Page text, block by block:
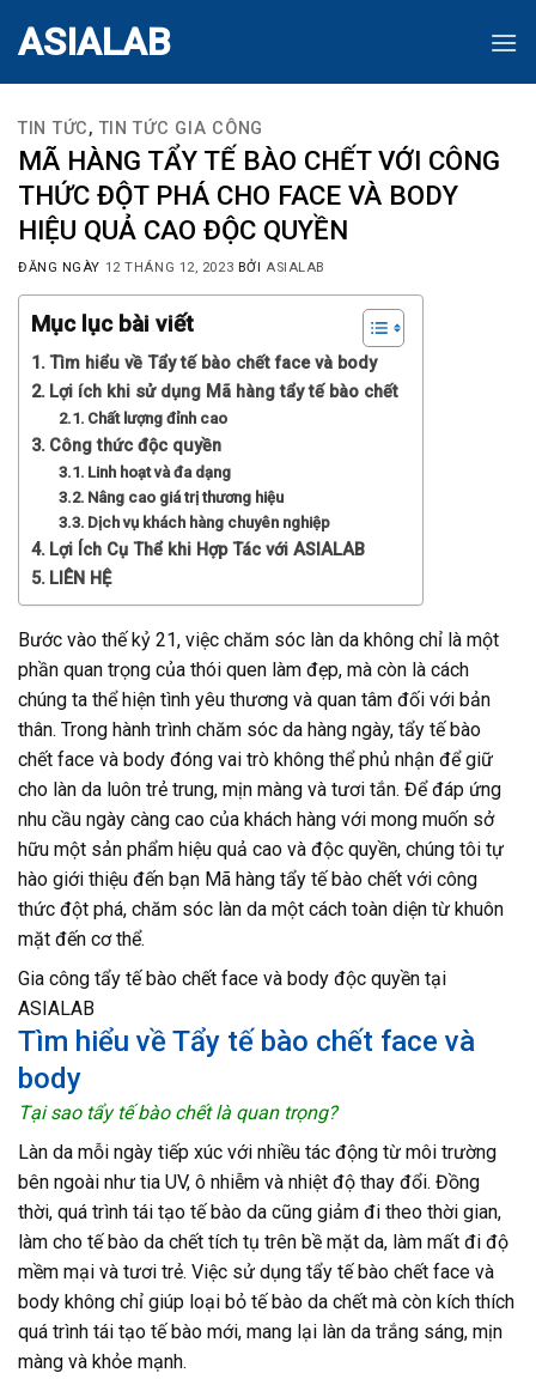
ASIALAB
TIN TỨC,TIN TỨC GIA CÔNG
MÃ HÀNG TẨY TẾ BÀO CHẾT VỚI CÔNG
THỨC ĐỘT PHÁ CHO FACE VÀ BODY
HIỆU QUẢ CAO ĐỘC QUYỀN
ĐĂNG NGÀY 12 THÁNG 12, 2023 BỞI ASIALAB
Mục lục bài viết
Tìm hiểu về Tẩy tế bào chết face và body
Lợi ích khi sử dụng Mã hàng tẩy tế bào chết
Chất lượng đỉnh cao
Công thức độc quyền
Linh hoạt và đa dạng
Nâng cao giá trị thương hiệu
Dịch vụ khách hàng chuyên nghiệp
Lợi Ích Cụ Thể khi Hợp Tác với ASIALAB
LIÊN HỆ
Bước vào thế kỷ 21, việc chăm sóc làn da không chỉ là một
phần quan trọng của thói quen làm đẹp, mà còn là cách
chúng ta thể hiện tình yêu thương và quan tâm đối với bản
thân. Trong hành trình chăm sóc da hàng ngày, tẩy tế bào
chết face và body đóng vai trò không thể phủ nhận để giữ
cho làn da luôn trẻ trung, mịn màng và tươi tắn. Để đáp ứng
nhu cầu ngày càng cao của khách hàng với mong muốn sở
hữu một sản phẩm hiệu quả cao và độc quyền, chúng tôi tự
hào giới thiệu đến bạn Mã hàng tẩy tế bào chết với công
thức đột phá, chăm sóc làn da một cách toàn diện từ khuôn
mặt đến cơ thể.
Gia công tẩy tế bào chết face và body độc quyền tại
ASIALAB
Tìm hiểu về Tẩy tế bào chết face và
body
Tại sao tẩy tế bào chết là quan trọng?
Làn da mỗi ngày tiếp xúc với nhiều tác động từ môi trường
bên ngoài như tia UV, ô nhiễm và nhiệt độ thay đổi. Đồng
thời, quá trình tái tạo tế bào da cũng giảm đi theo thời gian,
làm cho tế bào da chết tích tụ trên bề mặt da, làm mất đi độ
mềm mại và tươi trẻ. Việc sử dụng tẩy tế bào chết face và
body không chỉ giúp loại bỏ tế bào da chết mà còn kích thích
quá trình tái tạo tế bào mới, mang lại làn da trắng sáng, mịn
màng và khỏe mạnh.